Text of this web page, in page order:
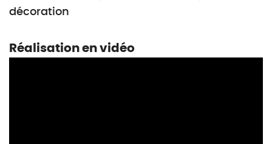
décoration
Réalisation en vidéo